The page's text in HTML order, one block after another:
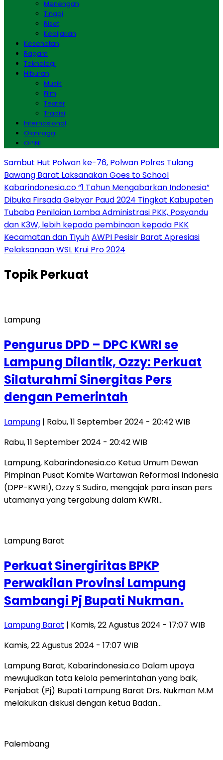
Menengah
Tinggi
Riset
Kebijakan
Kesehatan
Ragam
Teknologi
Hiburan
Musik
Film
Teater
Tradisi
Internasional
Olahraga
OPINI
Sambut Hut Polwan ke-76, Polwan Polres Tulang
Bawang Barat Laksanakan Goes to School
Kabarindonesia.co “1 Tahun Mengabarkan Indonesia”
Dibuka Firsada Gebyar Paud 2024 Tingkat Kabupaten
Tubaba Penilaian Lomba Administrasi PKK, Posyandu
dan K3W, lebih kepada pembinaan kepada PKK
Kecamatan dan TiyuhAWPI Pesisir Barat Apresiasi
Pelaksanaan WSL Krui Pro 2024
TopikPerkuat
Lampung
Pengurus DPD – DPC KWRI se
Lampung Dilantik, Ozzy: Perkuat
Silaturahmi Sinergitas Pers
dengan Pemerintah
Lampung | Rabu, 11 September 2024 - 20:42 WIB
Rabu, 11 September 2024 - 20:42 WIB
Lampung, Kabarindonesia.co Ketua Umum Dewan
Pimpinan Pusat Komite Wartawan Reformasi Indonesia
(DPP-KWRI), Ozzy S Sudiro, mengajak para insan pers
utamanya yang tergabung dalam KWRI…
Lampung Barat
Perkuat Sinergiritas BPKP
Perwakilan Provinsi Lampung
Sambangi Pj Bupati Nukman.
Lampung Barat | Kamis, 22 Agustus 2024 - 17:07 WIB
Kamis, 22 Agustus 2024 - 17:07 WIB
Lampung Barat, Kabarindonesia.co Dalam upaya
mewujudkan tata kelola pemerintahan yang baik,
Penjabat (Pj) Bupati Lampung Barat Drs. Nukman M.M
melakukan diskusi dengan ketua Badan…
Palembang